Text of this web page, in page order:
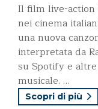
Il film live-action
nei cinema
una nuova
interpretata da
su Spotify e
musicale. …
Scopri di più